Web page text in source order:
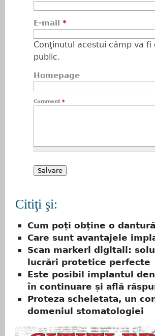
E-mail *
Conţinutul acestui câmp va
public.
Homepage
Comment *
Citiţi şi:
Cum poți obține o
Care sunt avantajele
Scan markeri digitali:
lucrări protetice perfecte
Este posibil implantul
în continuare și află
Proteza scheletata, un
domeniul stomatologiei